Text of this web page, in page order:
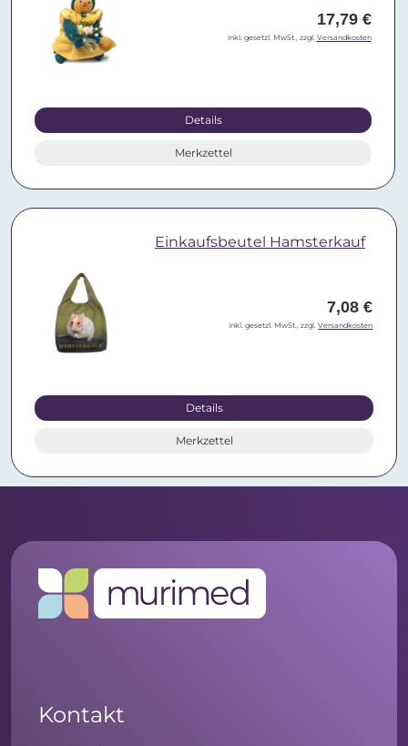
17,79 €
inkl. gesetzl. MwSt., zzgl. Versandkosten
Details
Merkzettel
Einkaufsbeutel Hamsterkauf
7,08 €
inkl. gesetzl. MwSt., zzgl.Versandkosten
Details
Merkzettel
Kontakt